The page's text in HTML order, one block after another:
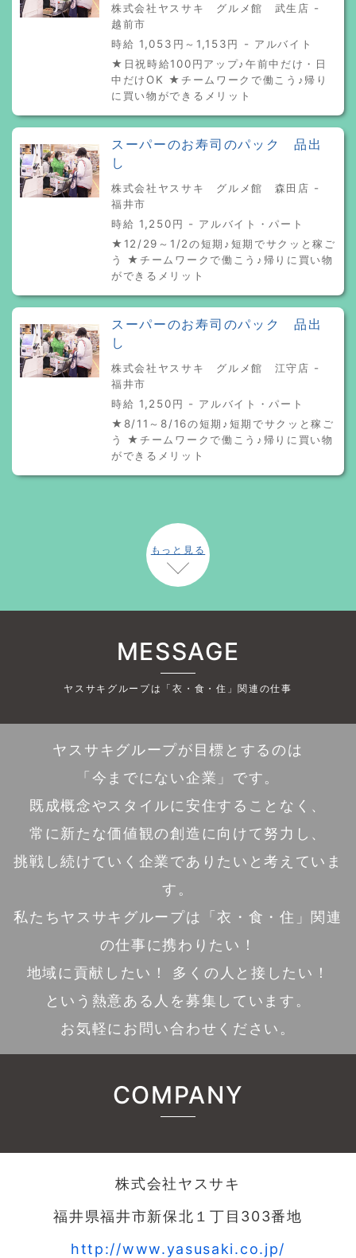
株式会社ヤスサキ グルメ館 武生店 -
越前市
時給 1,053円～1,153円 - アルバイト
★日祝時給100円アップ♪午前中だけ・日
中だけOK ★チームワークで働こう♪帰り
に買い物ができるメリット
スーパーのお寿司のパック 品出
し
株式会社ヤスサキ グルメ館 森田店 -
福井市
時給 1,250円 - アルバイト・パート
★12/29～1/2の短期♪短期でサクッと稼ご
う ★チームワークで働こう♪帰りに買い物
ができるメリット
スーパーのお寿司のパック 品出
し
株式会社ヤスサキ グルメ館 江守店 -
福井市
時給 1,250円 - アルバイト・パート
★8/11～8/16の短期♪短期でサクッと稼ご
う ★チームワークで働こう♪帰りに買い物
ができるメリット
もっと見る
MESSAGE
ヤスサキグループは「衣・食・住」関連の仕事
ヤスサキグループが目標とするのは
「今までにない企業」です。
既成概念やスタイルに安住することなく、
常に新たな価値観の創造に向けて努力し、
挑戦し続けていく企業でありたいと考えていま
す。
私たちヤスサキグループは「衣・食・住」関連
の仕事に携わりたい！
地域に貢献したい！ 多くの人と接したい！
という熱意ある人を募集しています。
お気軽にお問い合わせください。
COMPANY
株式会社ヤスサキ
福井県福井市新保北１丁目303番地
http://www.yasusaki.co.jp/